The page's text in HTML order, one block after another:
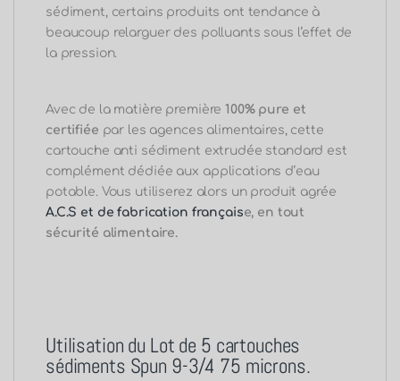
sédiment, certains produits ont tendance à
beaucoup relarguer des polluants sous l’effet de
la pression.
Avec de la matière première100% pure et
certifiée par les agences alimentaires, cette
cartouche anti sédiment extrudée standard est
complément dédiée aux applications d’eau
potable. Vous utiliserez alors un produit agrée
A.C.S et de fabrication française, en tout
sécurité alimentaire.
Utilisation du Lot de 5 cartouches
sédiments Spun 9-3/4 75 microns.